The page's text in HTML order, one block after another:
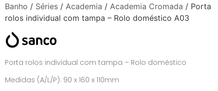
Banho / Séries / Academia / Academia Cromada / Porta
rolos individual com tampa – Rolo doméstico A03
Porta rolos individual com tampa – Rolo doméstico
Medidas (A/L/P): 90 x 160 x 110mm